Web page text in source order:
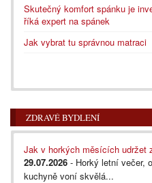
Skutečný komfort spánku je
říká expert na spánek
Jak vybrat tu správnou matraci
ZDRAVÉ BYDLENÍ
Jak v horkých měsících udržet
29.07.2026 - Horký letní večer,
kuchyně voní skvělá...